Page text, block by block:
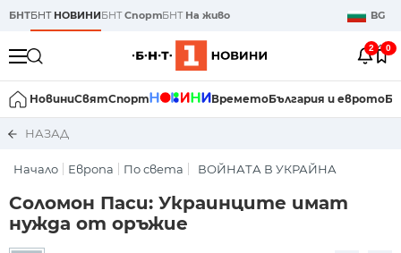
БНТБНТ НОВИНИБНТСпортБНТ На живо BG
2 0
НовиниСвятСпорт ВреметоБългария и еврото
НАЗАД
Начало Европа По света ВОЙНАТА В УКРАЙНА
Соломон Паси: Украинците имат
нужда от оръжие